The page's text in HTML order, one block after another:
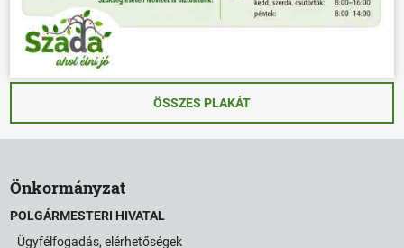
ÖSSZES PLAKÁT
Önkormányzat
POLGÁRMESTERI HIVATAL
Ügyfélfogadás, elérhetőségek